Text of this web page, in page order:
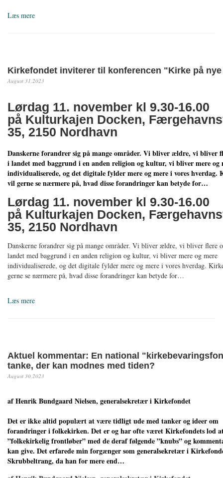
Læs mere
Kirkefondet inviterer til konferencen "Kirke på
August 31,2023
Lørdag 11. november kl 9.30-16.00
på Kulturkajen Docken,
35, 2150 Nordhavn
Danskerne forandrer sig på mange områder. Vi bliver ældre, vi bliver
i landet med baggrund i en anden religion og kultur, vi bliver mere og
individualiserede, og det digitale fylder mere og mere i vores hverdag.
vil gerne se nærmere på, hvad disse forandringer kan betyde for…
Lørdag 11. november kl 9.30-16.00
på Kulturkajen Docken,
35, 2150 Nordhavn
Danskerne forandrer sig på mange områder. Vi bliver ældre, vi bliver flere
landet med baggrund i en anden religion og kultur, vi bliver mere og mere
individualiserede, og det digitale fylder mere og mere i vores hverdag.
gerne se nærmere på, hvad disse forandringer kan betyde for…
Læs mere
Aktuel kommentar: En national
tanke, der kan modnes med tiden?
August 30,2023
af Henrik Bundgaard Nielsen, generalsekretær i Kirkefondet
Det er ikke altid populært at være tidligt ude med tanker og ideer om
forandringer i folkekirken. Det er og har ofte været Kirkefondets lod
”folkekirkelig frontløber” med de deraf følgende ”knubs” og
kan give. Det erfarede min forgænger som generalsekretær i
Skrubbeltrang, da han for mere end…